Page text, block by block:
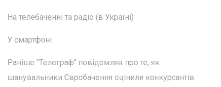
На телебаченні та радіо (в Україні)
У смартфоні
Раніше "Телеграф" повідомляв про те, як
шанувальники Євробачення оцінили конкурсантів